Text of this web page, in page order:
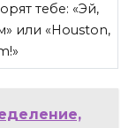
тебе: «Эй,
или «Houston,